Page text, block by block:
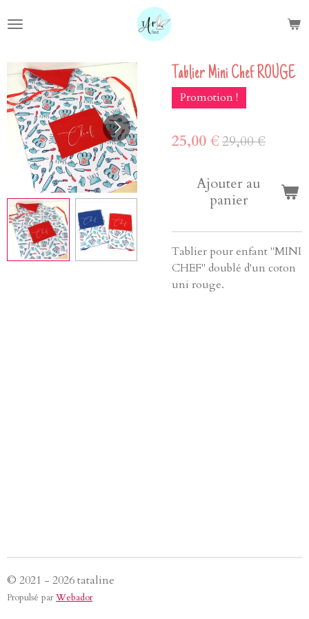
au
principal
Tablier Mini Chef ROUGE
Promotion !
25,00 €29,00 €
Ajouter au
panier
Tablier pour enfant "MINI
CHEF" doublé d'un coton
uni rouge.
© 2021 - 2026 tataline
Propulsé parWebador